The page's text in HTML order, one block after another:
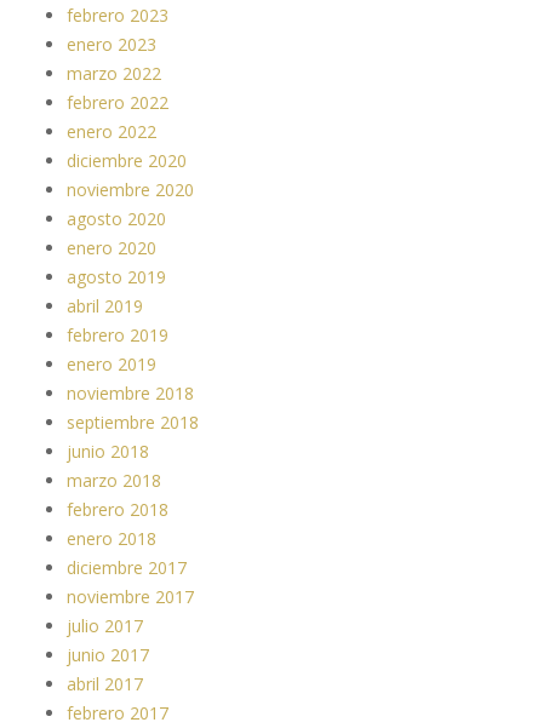
febrero 2023
enero 2023
marzo 2022
febrero 2022
enero 2022
diciembre 2020
noviembre 2020
agosto 2020
enero 2020
agosto 2019
abril 2019
febrero 2019
enero 2019
noviembre 2018
septiembre 2018
junio 2018
marzo 2018
febrero 2018
enero 2018
diciembre 2017
noviembre 2017
julio 2017
junio 2017
abril 2017
febrero 2017